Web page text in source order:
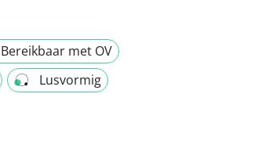
Bereikbaar met OV
Lusvormig